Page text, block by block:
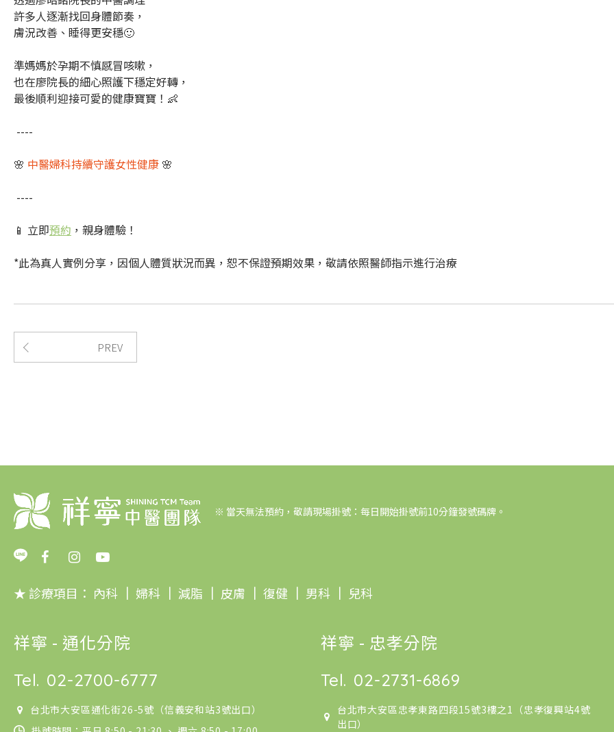
許多人逐漸找回身體節奏，
膚況改善、睡得更安穩🙂
準媽媽於孕期不慎感冒咳嗽，
也在廖院長的細心照護下穩定好轉，
最後順利迎接可愛的健康寶寶！👶
----
🌸 中醫婦科持續守護女性健康 🌸
----
📱 立即預約 ，親身體驗！
*此為真人實例分享，因個人體質狀況而異，恕不保證預期效果，敬請依照醫師指示進行治療
PREV
※ 當天無法預約，敬請現場掛號：每日開始掛號前10分鐘發號碼牌。
★ 診療項目： 內科 ｜ 婦科 ｜ 減脂 ｜ 皮膚 ｜ 復健 ｜ 男科 ｜ 兒科
祥寧 - 通化分院
Tel. 02-2700-6777
台北市大安區通化街26-5號（信義安和站3號出口）
祥寧 - 忠孝分院
Tel. 02-2731-6869
台北市大安區忠孝東路四段15號3樓之1（忠孝復興站4號
出口）